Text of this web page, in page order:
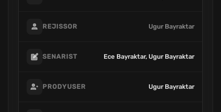
REJISSOR Ugur Bayraktar
SENARIST Ece Bayraktar, Ugur Bayraktar
PRODYUSER Ugur Bayraktar